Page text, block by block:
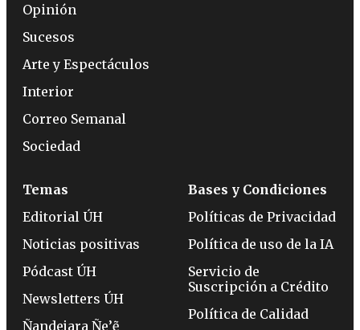
Opinión
Sucesos
Arte y Espectáculos
Interior
Correo Semanal
Sociedad
Temas
Editorial ÚH
Noticias positivas
Pódcast ÚH
Newsletters ÚH
Ñandejara Ñe’ẽ
Bases y Condiciones
Políticas de Privacidad
Política de uso de la IA
Servicio de
Suscripción a Crédito
Política de Calidad